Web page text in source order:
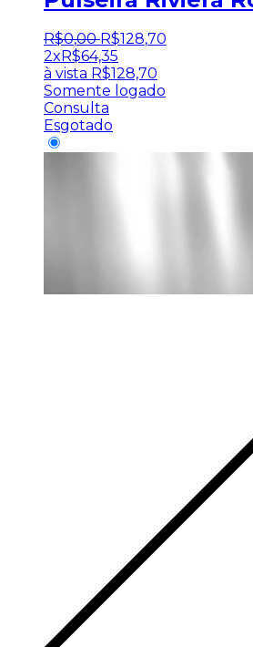
R$0,00 R$128,70
2x R$64,35
à vista R$128,70
Somente logado
Consulta
Esgotado